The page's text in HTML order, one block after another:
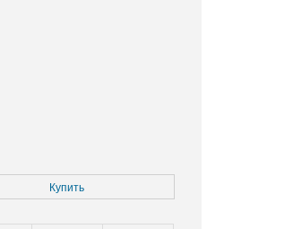
Купить